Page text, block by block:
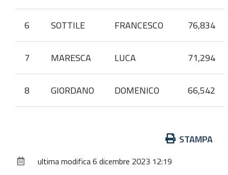
6 SOTTILE FRANCESCO 76,834
7 MARESCA LUCA 71,294
8 GIORDANO DOMENICO 66,542
documento
STAMPA
ultima modifica6 dicembre 2023 12:19